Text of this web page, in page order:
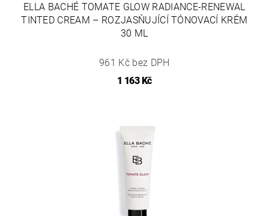
ELLA BACHÉ TOMATE GLOW RADIANCE-RENEWAL
TINTED CREAM – ROZJASŇUJÍCÍ TÓNOVACÍ KRÉM
30 ML
961 Kč bez DPH
1 163 Kč